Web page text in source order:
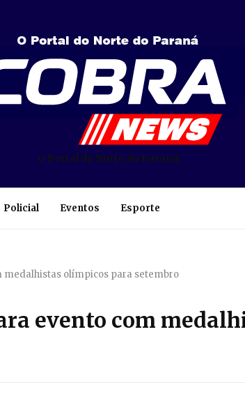
O Portal do Norte do Paraná
Policial Eventos Esporte
olímpicos para setembro
evento com